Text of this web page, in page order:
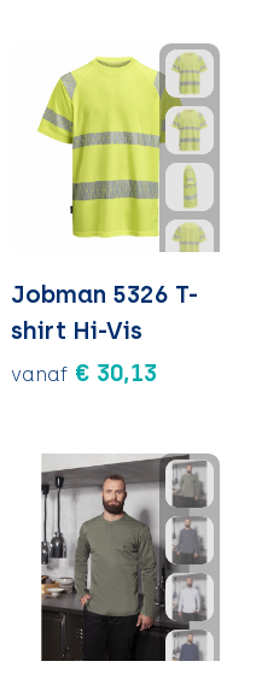
Jobman 5326 T-
shirt Hi-Vis
vanaf € 30,13